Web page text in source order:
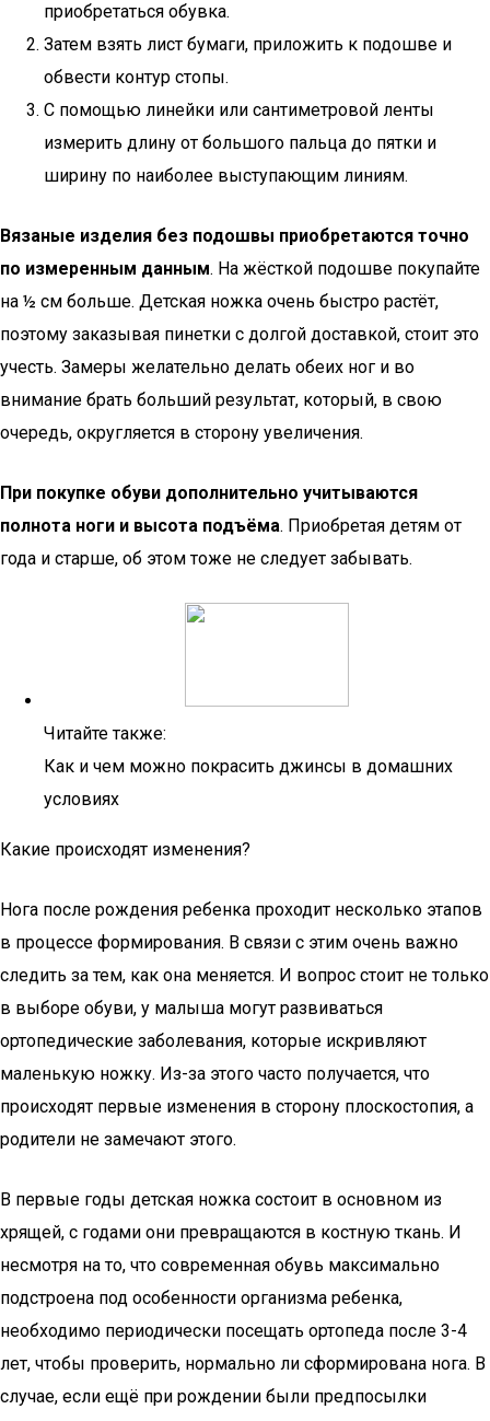
приобретаться обувка.
Затем взять лист бумаги, приложить к подошве и
обвести контур стопы.
С помощью линейки или сантиметровой ленты
измерить длину от большого пальца до пятки и
ширину по наиболее выступающим линиям.
Вязаные изделия без подошвы приобретаются точно
по измеренным данным. На жёсткой подошве покупайте
на ½ см больше. Детская ножка очень быстро растёт,
поэтому заказывая пинетки с долгой доставкой, стоит это
учесть. Замеры желательно делать обеих ног и во
внимание брать больший результат, который, в свою
очередь, округляется в сторону увеличения.
При покупке обуви дополнительно учитываются
полнота ноги и высота подъёма. Приобретая детям от
года и старше, об этом тоже не следует забывать.
Читайте также:
Как и чем можно покрасить джинсы в домашних
условиях
Какие происходят изменения?
Нога после рождения ребенка проходит несколько этапов
в процессе формирования. В связи с этим очень важно
следить за тем, как она меняется. И вопрос стоит не только
в выборе обуви, у малыша могут развиваться
ортопедические заболевания, которые искривляют
маленькую ножку. Из-за этого часто получается, что
происходят первые изменения в сторону плоскостопия, а
родители не замечают этого.
В первые годы детская ножка состоит в основном из
хрящей, с годами они превращаются в костную ткань. И
несмотря на то, что современная обувь максимально
подстроена под особенности организма ребенка,
необходимо периодически посещать ортопеда после 3-4
лет, чтобы проверить, нормально ли сформирована нога. В
случае, если ещё при рождении были предпосылки